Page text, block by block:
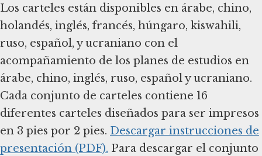
Los carteles están disponibles en árabe, chino,
holandés, inglés, francés, húngaro, kiswahili,
ruso, español, y ucraniano con el
acompañamiento de los planes de estudios en
árabe, chino, inglés, ruso, español y ucraniano.
Cada conjunto de carteles contiene 16
diferentes carteles diseñados para ser impresos
en 3 pies por 2 pies. Descargar instrucciones de
presentación (PDF). Para descargar el conjunto